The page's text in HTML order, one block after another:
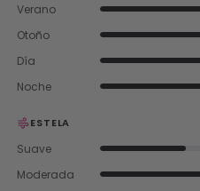
Verano
Otoño
Día
Noche
ESTELA
Suave
Moderada